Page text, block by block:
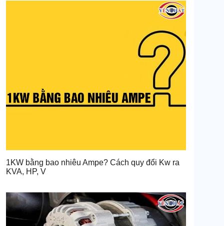
1KW bằng bao nhiêu Ampe? Cách quy đổi Kw ra
KVA, HP, V